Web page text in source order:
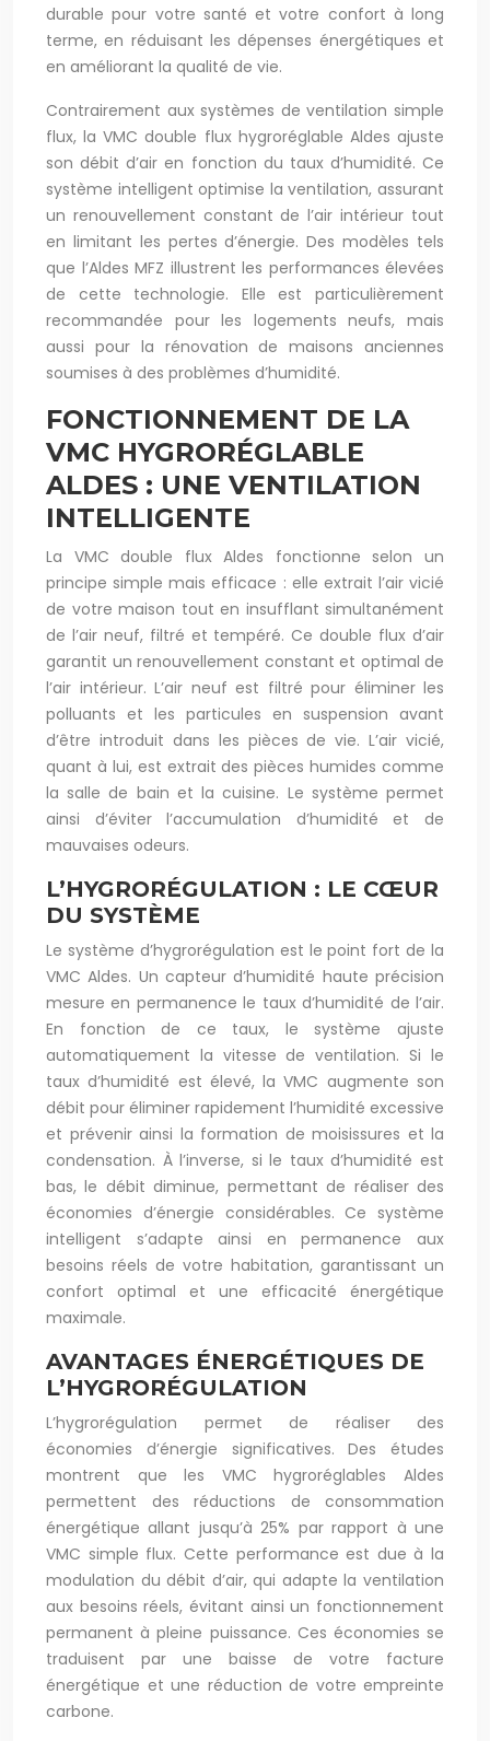
durable pour votre santé et votre confort à long
terme, en réduisant les dépenses énergétiques et
en améliorant la qualité de vie.
Contrairement aux systèmes de ventilation simple
flux, la VMC double flux hygroréglable Aldes ajuste
son débit d’air en fonction du taux d’humidité. Ce
système intelligent optimise la ventilation, assurant
un renouvellement constant de l’air intérieur tout
en limitant les pertes d’énergie. Des modèles tels
que l’Aldes MFZ illustrent les performances élevées
de cette technologie. Elle est particulièrement
recommandée pour les logements neufs, mais
aussi pour la rénovation de maisons anciennes
soumises à des problèmes d’humidité.
FONCTIONNEMENT DE LA
VMC HYGRORÉGLABLE
ALDES : UNE VENTILATION
INTELLIGENTE
La VMC double flux Aldes fonctionne selon un
principe simple mais efficace : elle extrait l’air vicié
de votre maison tout en insufflant simultanément
de l’air neuf, filtré et tempéré. Ce double flux d’air
garantit un renouvellement constant et optimal de
l’air intérieur. L’air neuf est filtré pour éliminer les
polluants et les particules en suspension avant
d’être introduit dans les pièces de vie. L’air vicié,
quant à lui, est extrait des pièces humides comme
la salle de bain et la cuisine. Le système permet
ainsi d’éviter l’accumulation d’humidité et de
mauvaises odeurs.
L’HYGRORÉGULATION : LE CŒUR
DU SYSTÈME
Le système d’hygrorégulation est le point fort de la
VMC Aldes. Un capteur d’humidité haute précision
mesure en permanence le taux d’humidité de l’air.
En fonction de ce taux, le système ajuste
automatiquement la vitesse de ventilation. Si le
taux d’humidité est élevé, la VMC augmente son
débit pour éliminer rapidement l’humidité excessive
et prévenir ainsi la formation de moisissures et la
condensation. À l’inverse, si le taux d’humidité est
bas, le débit diminue, permettant de réaliser des
économies d’énergie considérables. Ce système
intelligent s’adapte ainsi en permanence aux
besoins réels de votre habitation, garantissant un
confort optimal et une efficacité énergétique
maximale.
AVANTAGES ÉNERGÉTIQUES DE
L’HYGRORÉGULATION
L’hygrorégulation permet de réaliser des
économies d’énergie significatives. Des études
montrent que les VMC hygroréglables Aldes
permettent des réductions de consommation
énergétique allant jusqu’à 25% par rapport à une
VMC simple flux. Cette performance est due à la
modulation du débit d’air, qui adapte la ventilation
aux besoins réels, évitant ainsi un fonctionnement
permanent à pleine puissance. Ces économies se
traduisent par une baisse de votre facture
énergétique et une réduction de votre empreinte
carbone.